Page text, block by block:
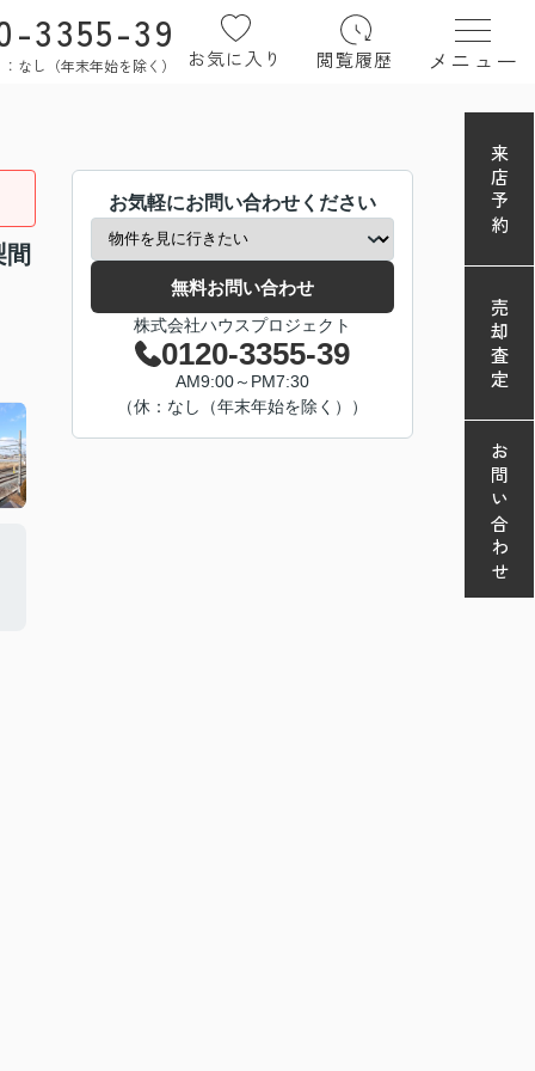
3355-39
なし（年末年始を除く） お気に入り 閲覧履歴 メニュー
お気軽にお問い合わせください
無料お問い合わせ
株式会社ハウスプロジェクト
0120-3355-39
AM9:00～PM7:30
（休：なし（年末年始を除く））
来店予約
売却査定
お問い合わせ